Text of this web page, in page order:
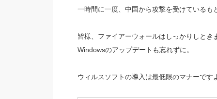
一時間に一度、中国から攻撃を受けているも
皆様、ファイアーウォールはしっかりしとき
Windowsのアップデートも忘れずに。
ウィルスソフトの導入は最低限のマナーです